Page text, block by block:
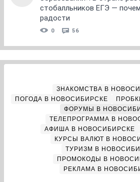
стобалльников ЕГЭ —
радости
0 56
ЗНАКОМСТВА В
ПОГОДА В НОВОСИБИРСКЕ
ФОРУМЫ В
ТЕЛЕПРОГРАММА В
АФИША В НОВОСИБИРСКЕ
КУРСЫ ВАЛЮТ В
ТУРИЗМ В
ПРОМОКОДЫ В
РЕКЛАМА В